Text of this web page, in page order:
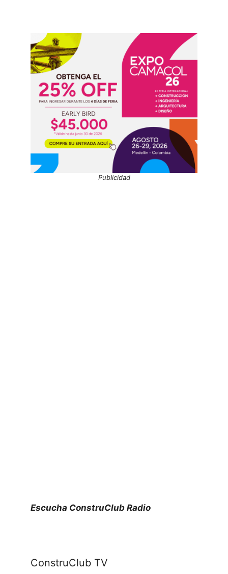
Publicidad
Escucha ConstruClub Radio
ConstruClub TV